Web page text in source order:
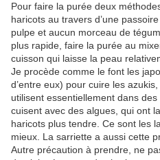
Pour faire la purée deux
haricots au travers d’une
pulpe et aucun morceau de
plus rapide, faire la purée au
cuisson qui laisse la peau
Je procède comme le font les
d’entre eux) pour cuire les
utilisent essentiellement dans
cuisent avec des algues, qui ont
haricots plus tendre. Ce sont les
mieux. La sarriette a aussi cette
Autre précaution à prendre, ne